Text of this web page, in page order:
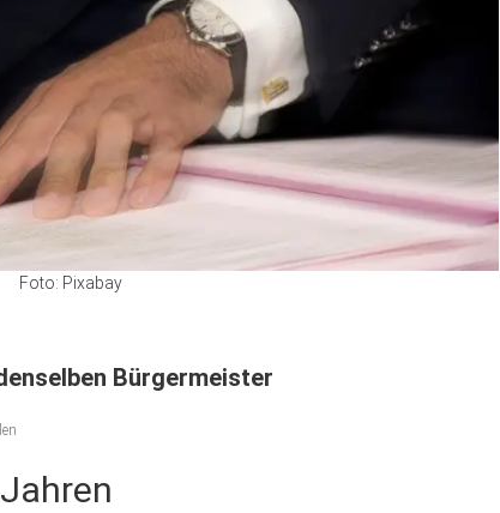
Foto: Pixabay
Bürgermeister